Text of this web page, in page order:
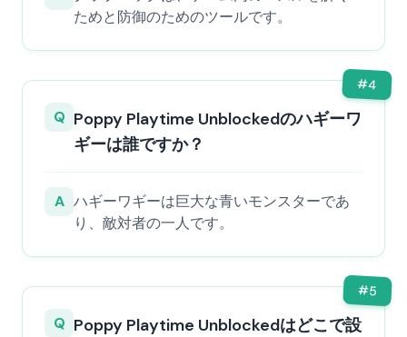
ためと防御のためのツールです。
#4
Q Poppy Playtime Unblockedのハギーワ
ギーは誰ですか？
A ハギーワギーは巨大な青いモンスターであ
り、敵対者の一人です。
#5
Q Poppy Playtime Unblockedはどこで設